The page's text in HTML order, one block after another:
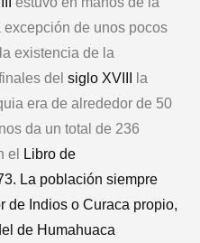
excepción de unos pocos
existencia de la
del siglo XVIII
la
era de alrededor de 50
da un total de 236
el
Libro de
La población siempre
de Indios o Curaca propio,
de Humahuaca